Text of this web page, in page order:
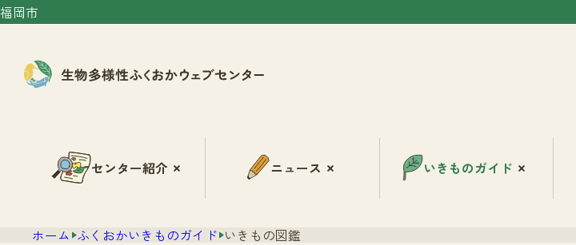
福岡市
センター紹介 ニュース いきものガイド
ホーム ふくおかいきものガイド いきもの図鑑